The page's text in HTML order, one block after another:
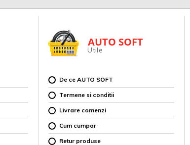
AUTO SOFT
Utile
De ce AUTO SOFT
Termene si conditii
Livrare comenzi
Cum cumpar
Retur produse